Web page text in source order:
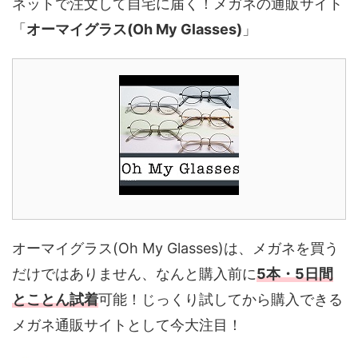
「オーマイグラス(Oh My Glasses) 」
オーマイグラス(Oh My Glasses)は、メガネを買う
だけではありません、なんと購入前に5本・5日間
とことん試着可能！じっくり試してから購入できる
メガネ通販サイトとして今大注目！